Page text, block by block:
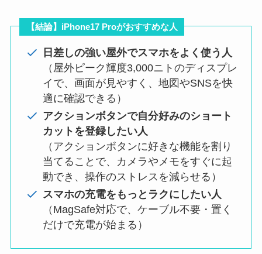
【結論】iPhone17 Proがおすすめな人
日差しの強い屋外でスマホをよく使う人
（屋外ピーク輝度3,000ニトのディスプレ
イで、画面が見やすく、地図やSNSを快
適に確認できる）
アクションボタンで自分好みのショート
カットを登録したい人
（アクションボタンに好きな機能を割り
当てることで、カメラやメモをすぐに起
動でき、操作のストレスを減らせる）
スマホの充電をもっとラクにしたい人
（MagSafe対応で、ケーブル不要・置く
だけで充電が始まる）